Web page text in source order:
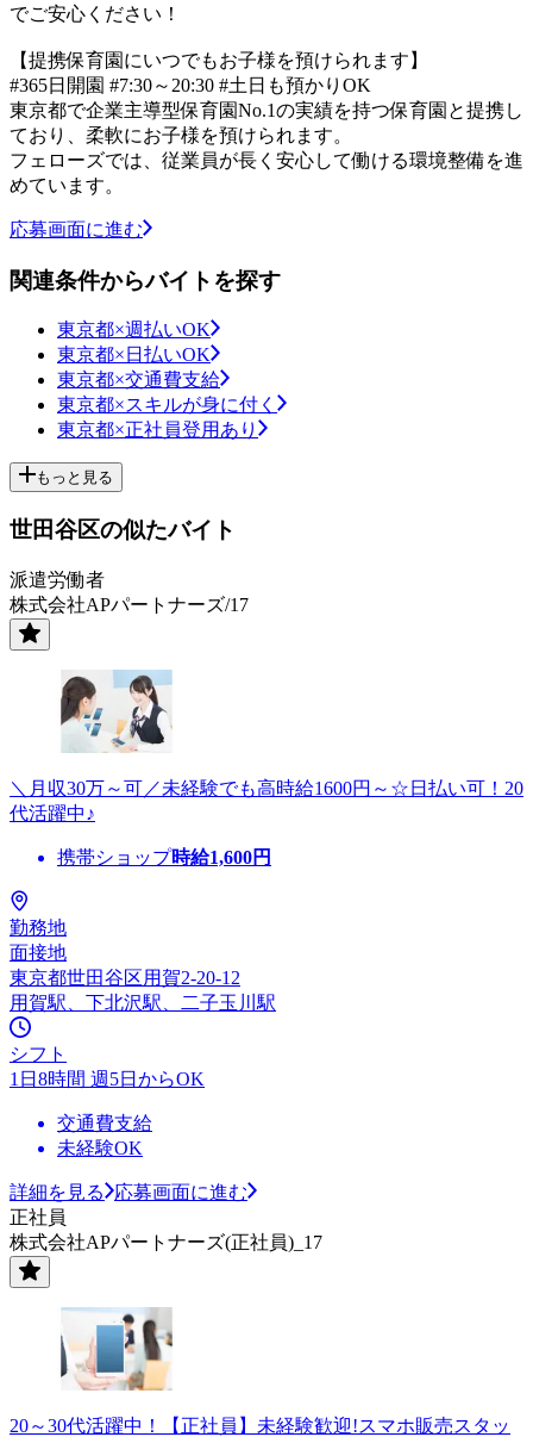
でご安心ください！
【提携保育園にいつでもお子様を預けられます】
#365日開園 #7:30～20:30 #土日も預かりOK
東京都で企業主導型保育園No.1の実績を持つ保育園と提携し
ており、柔軟にお子様を預けられます。
フェローズでは、従業員が長く安心して働ける環境整備を進
めています。
応募画面に進む
関連条件からバイトを探す
東京都×週払いOK
東京都×日払いOK
東京都×交通費支給
東京都×スキルが身に付く
東京都×正社員登用あり
もっと見る
世田谷区の似たバイト
派遣労働者
株式会社APパートナーズ/17
＼月収30万～可／未経験でも高時給1600円～☆日払い可！20
代活躍中♪
携帯ショップ時給1,600円
勤務地
面接地
東京都世田谷区用賀2-20-12
用賀駅、下北沢駅、二子玉川駅
シフト
1日8時間 週5日からOK
交通費支給
未経験OK
詳細を見る
応募画面に進む
正社員
株式会社APパートナーズ(正社員)_17
20～30代活躍中！【正社員】未経験歓迎!スマホ販売スタッ